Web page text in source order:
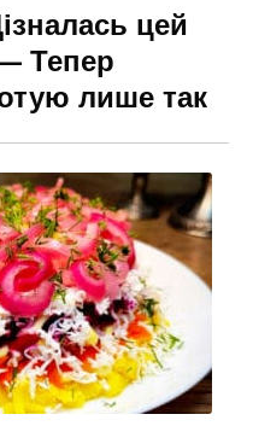
цей
Тепер
лише так